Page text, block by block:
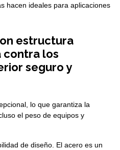
hacen ideales para aplicaciones
estructura
contra los
seguro y
lo que garantiza la
el peso de equipos y
de diseño. El acero es un